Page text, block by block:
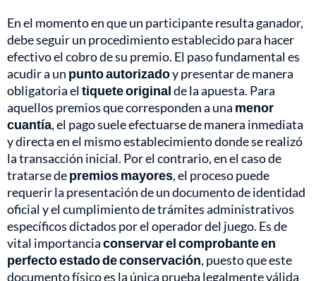
En el momento en que un participante resulta ganador,
debe seguir un procedimiento establecido para hacer
efectivo el cobro de su premio. El paso fundamental es
acudir a un punto autorizadoy presentar de manera
obligatoria eltiquete originalde la apuesta. Para
aquellos premios que corresponden a una menor
cuantía, el pago suele efectuarse de manera inmediata
y directa en el mismo establecimiento donde se realizó
la transacción inicial. Por el contrario, en el caso de
tratarse depremios mayores, el proceso puede
requerir la presentación de un documento de identidad
oficial y el cumplimiento de trámites administrativos
específicos dictados por el operador del juego. Es de
vital importanciaconservar el comprobante en
perfecto estado de conservación, puesto que este
documento físico es la única prueba legalmente válida